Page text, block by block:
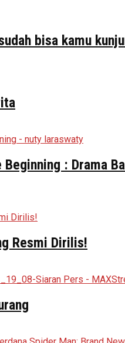
bisa kamu
: Drama
Resmi Dirilis!